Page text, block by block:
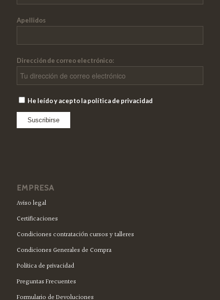
Apellidos
Dirección de correo electrónico:
He leído y acepto la política de privacidad
EMPRESA
Aviso legal
Certificaciones
Condiciones contratación cursos y talleres
Condiciones Generales de Compra
Política de privacidad
Preguntas Frecuentes
Formulario de Devoluciones